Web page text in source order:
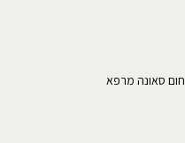
חום סאונה מרפא